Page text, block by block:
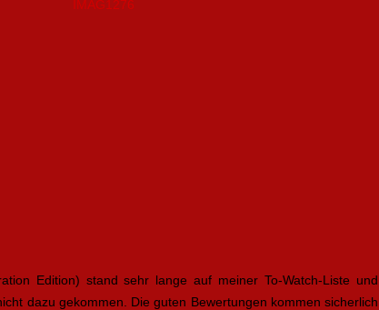
Edition) stand sehr lange auf meiner To-Watch-Liste und
dazu gekommen. Die guten Bewertungen kommen sicherlich